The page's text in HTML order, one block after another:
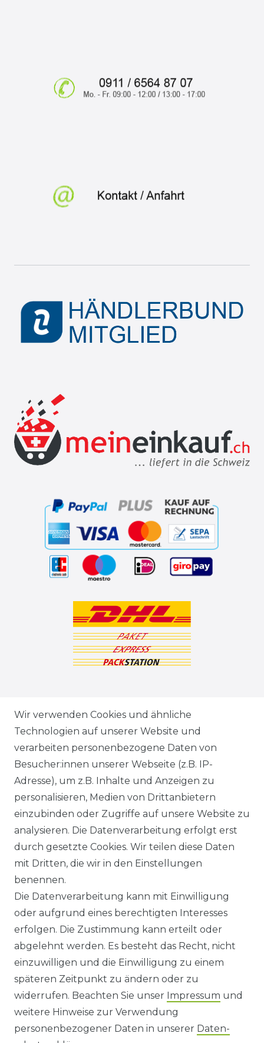
VERSANDARTEN & -KOSTEN
GEWERBETREIBENDE?
HILFE
KONTAKT
ANFAHRT
WIDERRUFS­FORMULAR
HINWEISE ZUR BATTERIEENTSORGUNG
IMPRESSUM
AGB UND KUNDENINFORMATIONEN
DATENSCHUTZERKLÄRUNG
Wir verwenden Cookies und ähnliche
Technologien auf unserer Website und
verarbeiten personenbezogene Daten von
Besucher:innen unserer Webseite (z.B. IP-
Adresse), um z.B. Inhalte und Anzeigen zu
personalisieren, Medien von Drittanbietern
einzubinden oder Zugriffe auf unsere Website zu
analysieren. Die Datenverarbeitung erfolgt erst
durch gesetzte Cookies. Wir teilen diese Daten
mit Dritten, die wir in den Einstellungen
benennen.
Die Datenverarbeitung kann mit Einwilligung
oder aufgrund eines berechtigten Interesses
erfolgen. Die Zustimmung kann erteilt oder
abgelehnt werden. Es besteht das Recht, nicht
einzuwilligen und die Einwilligung zu einem
späteren Zeitpunkt zu ändern oder zu
widerrufen. Beachten Sie unser Impressum und
weitere Hinweise zur Verwendung
personenbezogener Daten in unserer Daten­